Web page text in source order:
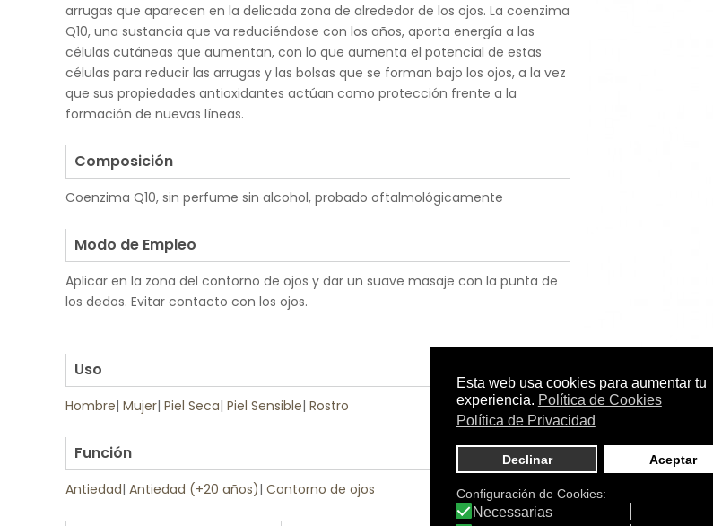
arrugas que aparecen en la delicada zona de alrededor de los ojos. La coenzima
Q10, una sustancia que va reduciéndose con los años, aporta energía a las
células cutáneas que aumentan, con lo que aumenta el potencial de estas
células para reducir las arrugas y las bolsas que se forman bajo los ojos, a la vez
que sus propiedades antioxidantes actúan como protección frente a la
formación de nuevas líneas.
Composición
Coenzima Q10, sin perfume sin alcohol, probado oftalmológicamente
Modo de Empleo
Aplicar en la zona del contorno de ojos y dar un suave masaje con la punta de
los dedos. Evitar contacto con los ojos.
Uso
Hombre| Mujer| Piel Seca| Piel Sensible| Rostro
Función
Antiedad| Antiedad (+20 años)| Contorno de ojos